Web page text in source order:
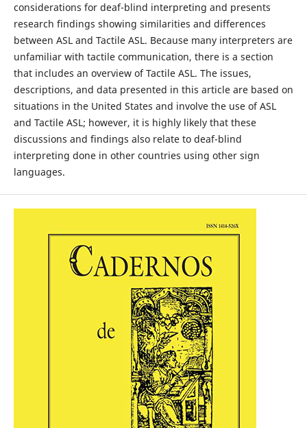
considerations for deaf-blind interpreting and presents
research findings showing similarities and differences
between ASL and Tactile ASL. Because many interpreters are
unfamiliar with tactile communication, there is a section
that includes an overview of Tactile ASL. The issues,
descriptions, and data presented in this article are based on
situations in the United States and involve the use of ASL
and Tactile ASL; however, it is highly likely that these
discussions and findings also relate to deaf-blind
interpreting done in other countries using other sign
languages.